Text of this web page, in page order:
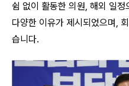
쉼 없이 활동한 의원, 해외 일
다양한 이유가 제시되었으며,
습니다.